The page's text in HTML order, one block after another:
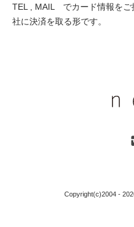
TEL , MAIL でカード情報をご
社に決済を取る形です。
Copyright(c)2004 -